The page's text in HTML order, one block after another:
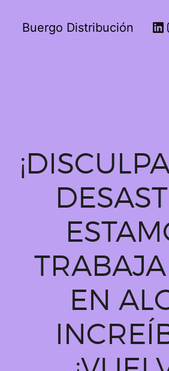
Buergo Distribución
EN